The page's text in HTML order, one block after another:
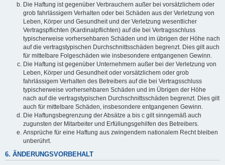
Die Haftung ist gegenüber Verbrauchern außer bei vorsätzlichem oder
grob fahrlässigem Verhalten oder bei Schäden aus der Verletzung von
Leben, Körper und Gesundheit und der Verletzung wesentlicher
Vertragspflichten (Kardinalpflichten) auf die bei Vertragsschluss
typischerweise vorhersehbaren Schäden und im übrigen der Höhe nach
auf die vertragstypischen Durchschnittsschäden begrenzt. Dies gilt auch
für mittelbare Folgeschäden wie insbesondere entgangenen Gewinn.
Die Haftung ist gegenüber Unternehmern außer bei der Verletzung von
Leben, Körper und Gesundheit oder vorsätzlichem oder grob
fahrlässigem Verhalten des Betreibers auf die bei Vertragsschluss
typischerweise vorhersehbaren Schäden und im Übrigen der Höhe
nach auf die vertragstypischen Durchschnittsschäden begrenzt. Dies gilt
auch für mittelbare Schäden, insbesondere entgangenen Gewinn.
Die Haftungsbegrenzung der Absätze a bis c gilt sinngemäß auch
zugunsten der Mitarbeiter und Erfüllungsgehilfen des Betreibers.
Ansprüche für eine Haftung aus zwingendem nationalem Recht bleiben
unberührt.
6. ÄNDERUNGSVORBEHALT